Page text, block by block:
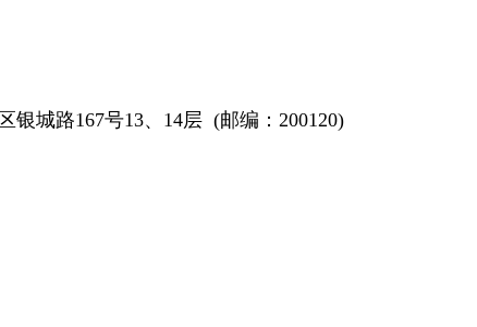
银城路167号13、14层 (邮编：200120)